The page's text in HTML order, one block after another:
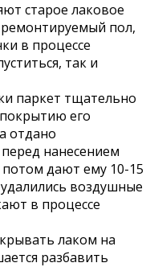
старое лаковое
пол,
в процессе
так и
паркет тщательно
его
отдано
нанесением
дают ему 10-15
воздушные
в процессе
лаком на
разбавить